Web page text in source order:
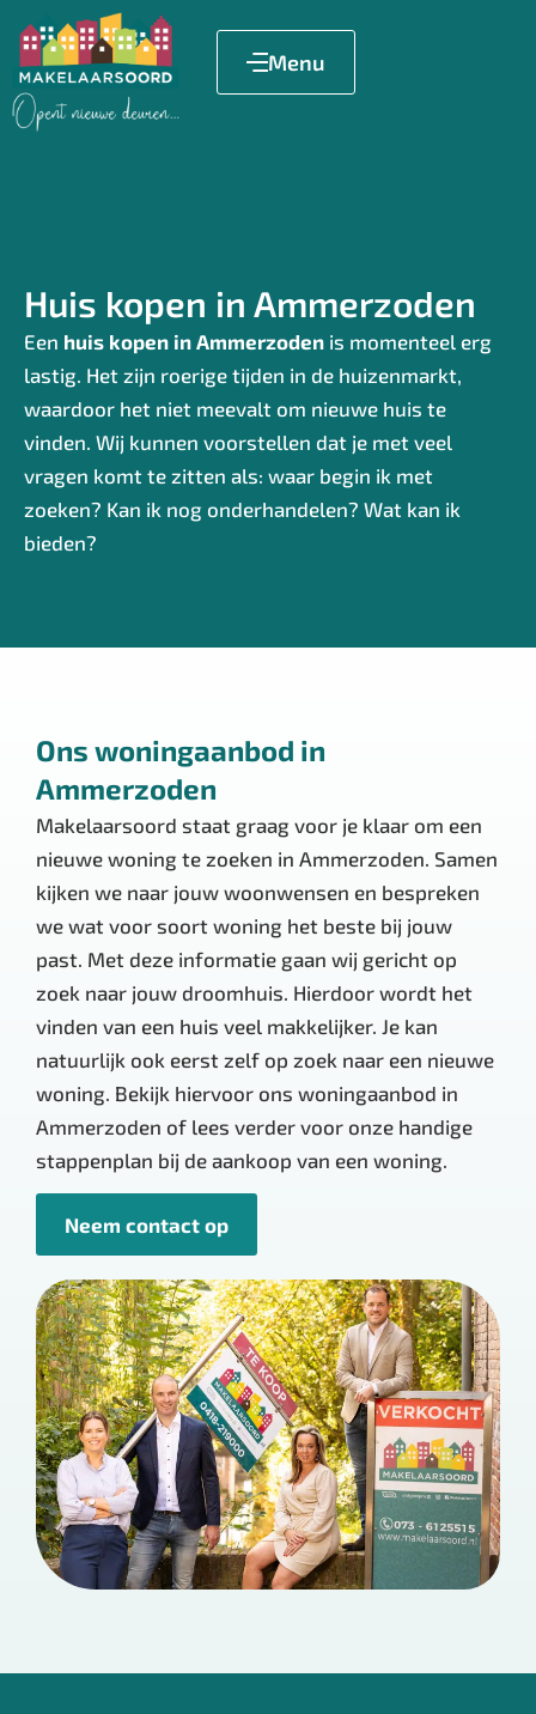
Menu
Huis kopen in Ammerzoden
Een huis kopen in Ammerzoden is momenteel erg
lastig. Het zijn roerige tijden in de huizenmarkt,
waardoor het niet meevalt om nieuwe huis te
vinden. Wij kunnen voorstellen dat je met veel
vragen komt te zitten als: waar begin ik met
zoeken? Kan ik nog onderhandelen? Wat kan ik
bieden?
Ons woningaanbod in
Ammerzoden
Makelaarsoord staat graag voor je klaar om een
nieuwe woning te zoeken in Ammerzoden. Samen
kijken we naar jouw woonwensen en bespreken
we wat voor soort woning het beste bij jouw
past. Met deze informatie gaan wij gericht op
zoek naar jouw droomhuis. Hierdoor wordt het
vinden van een huis veel makkelijker. Je kan
natuurlijk ook eerst zelf op zoek naar een nieuwe
woning. Bekijk hiervoor ons woningaanbod in
Ammerzoden of lees verder voor onze handige
stappenplan bij de aankoop van een woning.
Neem contact op